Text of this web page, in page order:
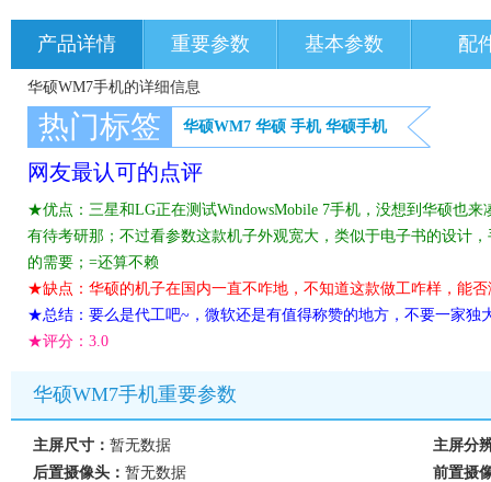
产品详情 重要参数 基本参数 配
华硕WM7手机的详细信息
热门标签 华硕WM7 华硕 手机 华硕手机
网友最认可的点评
★优点：三星和LG正在测试WindowsMobile 7手机，没想到华硕也
有待考研那；不过看参数这款机子外观宽大，类似于电子书的设计
的需要；=还算不赖
★缺点：华硕的机子在国内一直不咋地，不知道这款做工咋样，能
★总结：要么是代工吧~，微软还是有值得称赞的地方，不要一家独
★评分： 3.0
华硕WM7手机重要参数
主屏尺寸： 暂无数据
主屏分
后置摄像头： 暂无数据
前置摄